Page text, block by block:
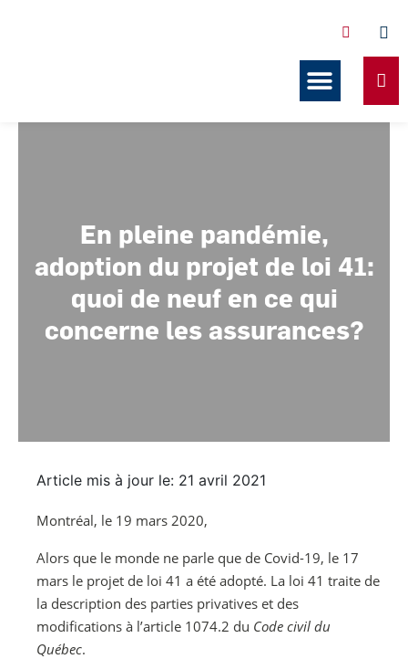
En pleine pandémie,
adoption du projet de loi 41:
quoi de neuf en ce qui
concerne les assurances?
Article mis à jour le: 21 avril 2021
Montréal, le 19 mars 2020,
Alors que le monde ne parle que de Covid-19, le 17
mars le projet de loi 41 a été adopté. La loi 41 traite de
la description des parties privatives et des
modifications à l’article 1074.2 du Code civil du
Québec.